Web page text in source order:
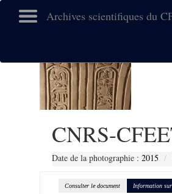
Archives scientifiques du
CNRS-
Date de la photographie : 2015
Consulter le document Information sur